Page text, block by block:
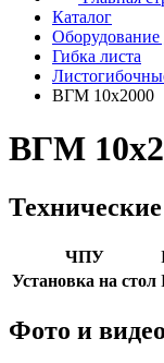
Каталог
Оборудование
Гибка листа
ВГМ 10х2000
ВГМ
ЧПУ
Установка на стол
Фото и